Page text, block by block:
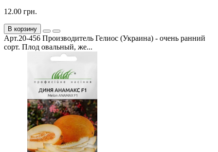
12.00 грн.
В корзину
Арт.20-456 Производитель Гелиос (Украина) - очень ранний
сорт. Плод овальный, же...